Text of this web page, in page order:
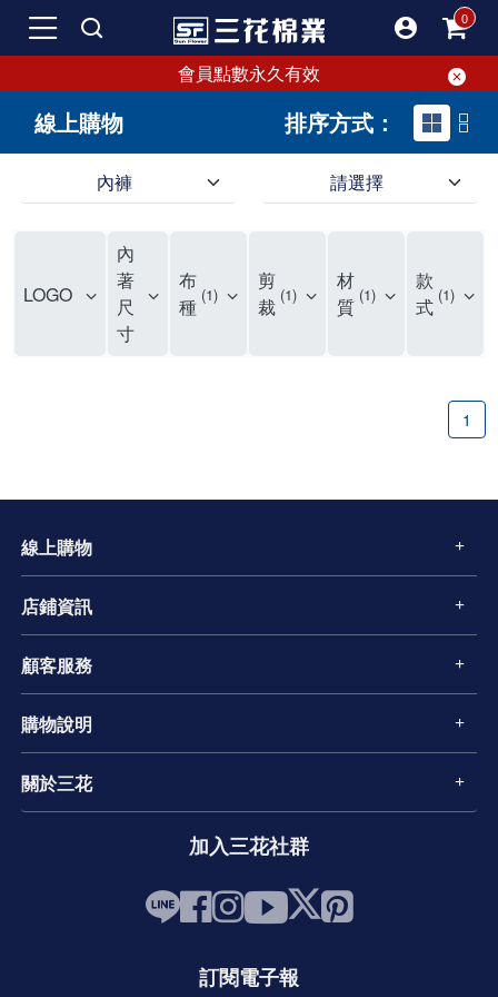
會員點數永久有效
線上購物 排序方式：
內褲 請選擇
LOGO
內
著
尺
寸
布
種 1
剪
裁 1
材
質 1
款
式 1
1
線上購物
店鋪資訊
顧客服務
購物說明
關於三花
加入三花社群
訂閱電子報